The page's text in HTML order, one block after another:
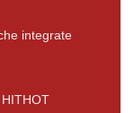
integrate